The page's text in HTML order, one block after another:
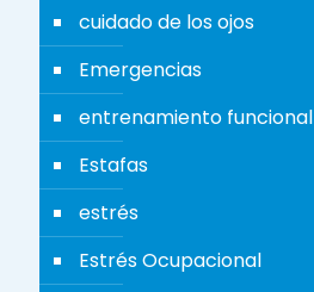
cuidado de los ojos
Emergencias
entrenamiento funcional
Estafas
estrés
Estrés Ocupacional